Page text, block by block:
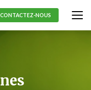
CONTACTEZ-NOUS